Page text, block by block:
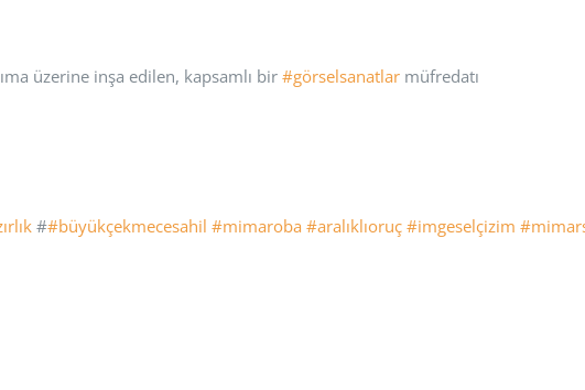
üzerine inşa edilen, kapsamlı bir #görselsanatlar müfredatı
##büyükçekmecesahil #mimaroba #aralıklıoruç #imgeselçizim